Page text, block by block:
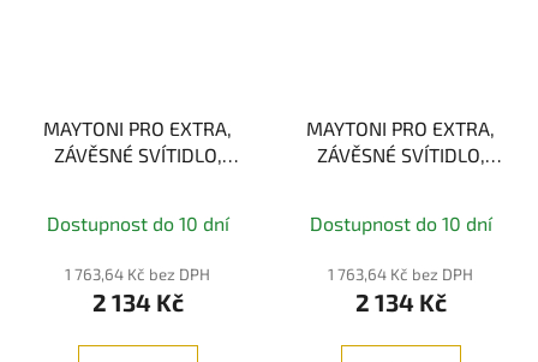
MAYTONI PRO EXTRA,
ZÁVĚSNÉ SVÍTIDLO,
Dostupnost do 10 dní
1 763,64 Kč bez DPH
2 134 Kč
MAYTONI PRO EXTRA,
ZÁVĚSNÉ SVÍTIDLO,
Dostupnost do 10 dní
1 763,64 Kč bez DPH
2 134 Kč